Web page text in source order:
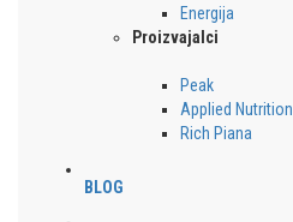
Energija
Proizvajalci
Peak
Applied Nutrition
Rich Piana
BLOG